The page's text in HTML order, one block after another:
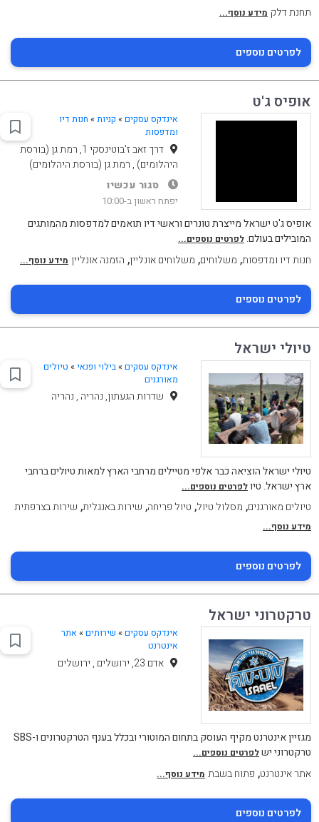
תחנת דלק מידע נוסף...
לפרטים נוספים
אופיס ג'ט
אינדקס עסקים » קניות» חנות דיו
ומדפסות
דרך זאב ז'בוטינסקי 1, רמת גן (בורסת
היהלומים) , רמת גן (בורסת היהלומים)
סגור עכשיו
יפתח ראשון ב-10:00
אופיס ג'ט ישראל מייצרת טונרים וראשי דיו תואמים למדפסות מהמותגים
המובילים בעולם.לפרטים נוספים...
חנות דיו ומדפסות, משלוחים, משלוחים אונליין, הזמנה אונליין מידע נוסף...
לפרטים נוספים
טיולי ישראל
אינדקס עסקים »בילוי ופנאי» טיולים
מאורגנים
שדרות הגעתון, נהריה , נהריה
טיולי ישראל הוציאה כבר אלפי מטיילים מרחבי הארץ למאות טיולים ברחבי
ארץ ישראל. טיולפרטים נוספים...
טיולים מאורגנים, מסלול טיול, טיול פריחה, שירות באנגלית, שירות בצרפתית
מידע נוסף...
לפרטים נוספים
טרקטרוני ישראל
אינדקס עסקים » שירותים» אתר
אינטרנט
אדם 23, ירושלים , ירושלים
מגזיין אינטרנט מקיף העוסק בתחום המוטורי ובכלל בענף הטרקטרונים ו-SBS
טרקטרוני ישלפרטים נוספים...
אתר אינטרנט, פתוח בשבת מידע נוסף...
לפרטים נוספים